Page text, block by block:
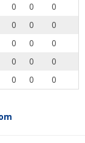
0 0 0
0 0 0
0 0 0
0 0 0
0 0 0